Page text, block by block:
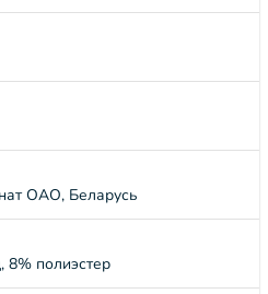
ОАО, Беларусь
8% полиэстер